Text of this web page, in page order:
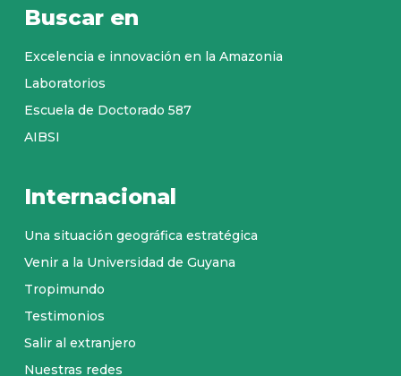
Buscar en
Excelencia e innovación en la Amazonia
Laboratorios
Escuela de Doctorado 587
AIBSI
Internacional
Una situación geográfica estratégica
Venir a la Universidad de Guyana
Tropimundo
Testimonios
Salir al extranjero
Nuestras redes